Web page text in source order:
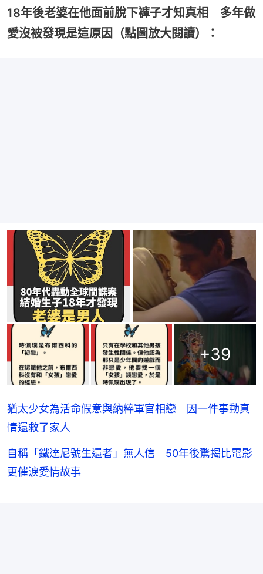
18年後老婆在他面前脫下褲子才知真相 多年做
愛沒被發現是這原因（點圖放大閱讀）：
+39
猶太少女為活命假意與納粹軍官相戀 因一件事動真
情還救了家人
自稱「鐵達尼號生還者」無人信 50年後驚揭比電影
更催淚愛情故事